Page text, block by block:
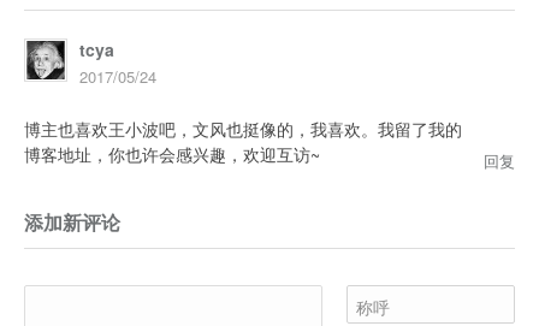
tcya
2017/05/24
博主也喜欢王小波吧，文风也挺像的，我喜欢。我留了我的
博客地址，你也许会感兴趣，欢迎互访~
回复
添加新评论
称呼